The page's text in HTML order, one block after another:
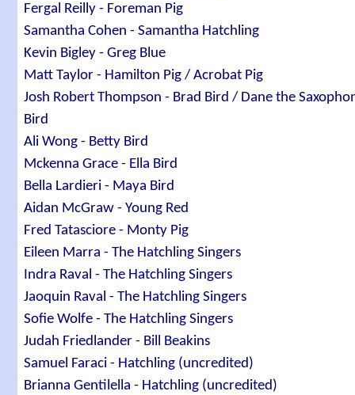
Fergal Reilly - Foreman Pig
Samantha Cohen - Samantha Hatchling
Kevin Bigley - Greg Blue
Matt Taylor - Hamilton Pig / Acrobat Pig
Josh Robert Thompson - Brad Bird / Dane the
Bird
Ali Wong - Betty Bird
Mckenna Grace - Ella Bird
Bella Lardieri - Maya Bird
Aidan McGraw - Young Red
Fred Tatasciore - Monty Pig
Eileen Marra - The Hatchling Singers
Indra Raval - The Hatchling Singers
Jaoquin Raval - The Hatchling Singers
Sofie Wolfe - The Hatchling Singers
Judah Friedlander - Bill Beakins
Samuel Faraci - Hatchling (uncredited)
Brianna Gentilella - Hatchling (uncredited)